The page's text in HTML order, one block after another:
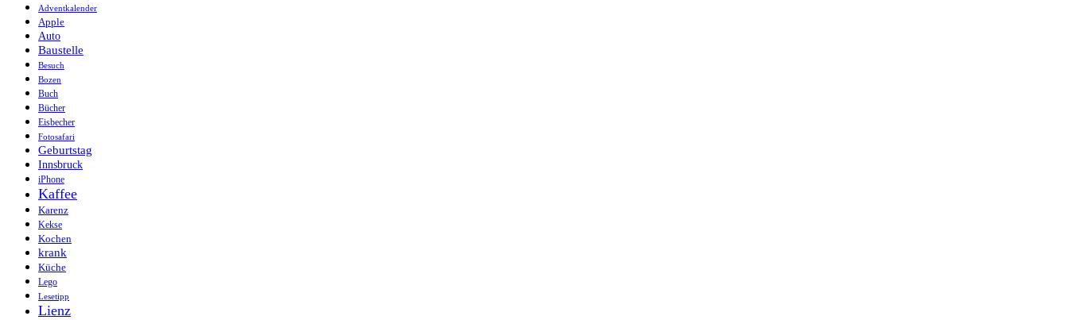
Adventkalender
Apple
Auto
Baustelle
Besuch
Bozen
Buch
Bücher
Eisbecher
Fotosafari
Geburtstag
Innsbruck
iPhone
Kaffee
Karenz
Kekse
Kochen
krank
Küche
Lego
Lesetipp
Lienz